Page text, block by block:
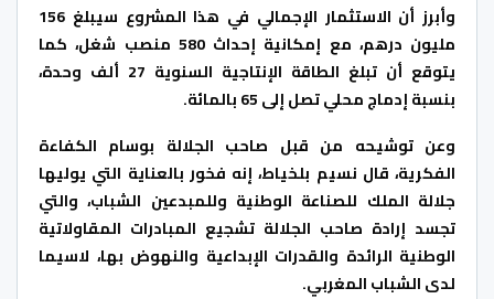
‎وأبرز أن الاستثمار الإجمالي في هذا المشروع سيبلغ 156
مليون درهم، مع إمكانية إحداث 580 منصب شغل، كما
يتوقع أن تبلغ الطاقة الإنتاجية السنوية 27 ألف وحدة،
بنسبة إدماج محلي تصل إلى 65 بالمائة.
‎وعن توشيحه من قبل صاحب الجلالة بوسام الكفاءة
الفكرية، قال نسيم بلخياط، إنه فخور بالعناية التي يوليها
جلالة الملك للصناعة الوطنية وللمبدعين الشباب، والتي
تجسد إرادة صاحب الجلالة تشجيع المبادرات المقاولاتية
الوطنية الرائدة والقدرات الإبداعية والنهوض بها، لاسيما
لدى الشباب المغربي.